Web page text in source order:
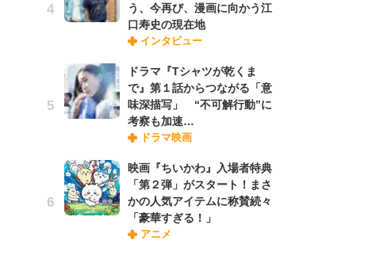
う、今再び、漫画に向かう江
口寿史の現在地
インタビュー
ドラマ『Tシャツが乾くま
で』第１話からつながる「意
味深描写」 “不可解行動”に
考察も加速…
ドラマ映画
映画『ちいかわ』入場者特典
「第２弾」がスタート！まさ
かの人気アイテムに称賛続々
「豪華すぎる！」
アニメ